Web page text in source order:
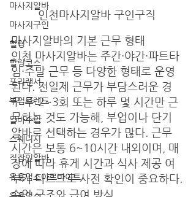
마사지알바
마사지구인
힐링
힐링코스
프리랜서
부업트렌드
알바수입
스웨디시
직장인알바
유흥업소아르바이트
인천마사지알바 구인구직
마사지알바의 기본 근무 형태
인천 마사지알바는 주간·야간·파트타
임·주말 근무 등 다양한 형태로 운영
된다. 전일제 근무가 부담스러운 경
우 주 2~3회 또는 하루 몇 시간만 근
무하는 것도 가능해, 부업이나 단기
알바로 선택하는 경우가 많다. 근무
시간은 보통 6~10시간 내외이며, 매
장에 따라 휴게 시간과 식사 제공 여
부가 다르므로 사전 확인이 중요하다.
수입 구조와 급여 방식